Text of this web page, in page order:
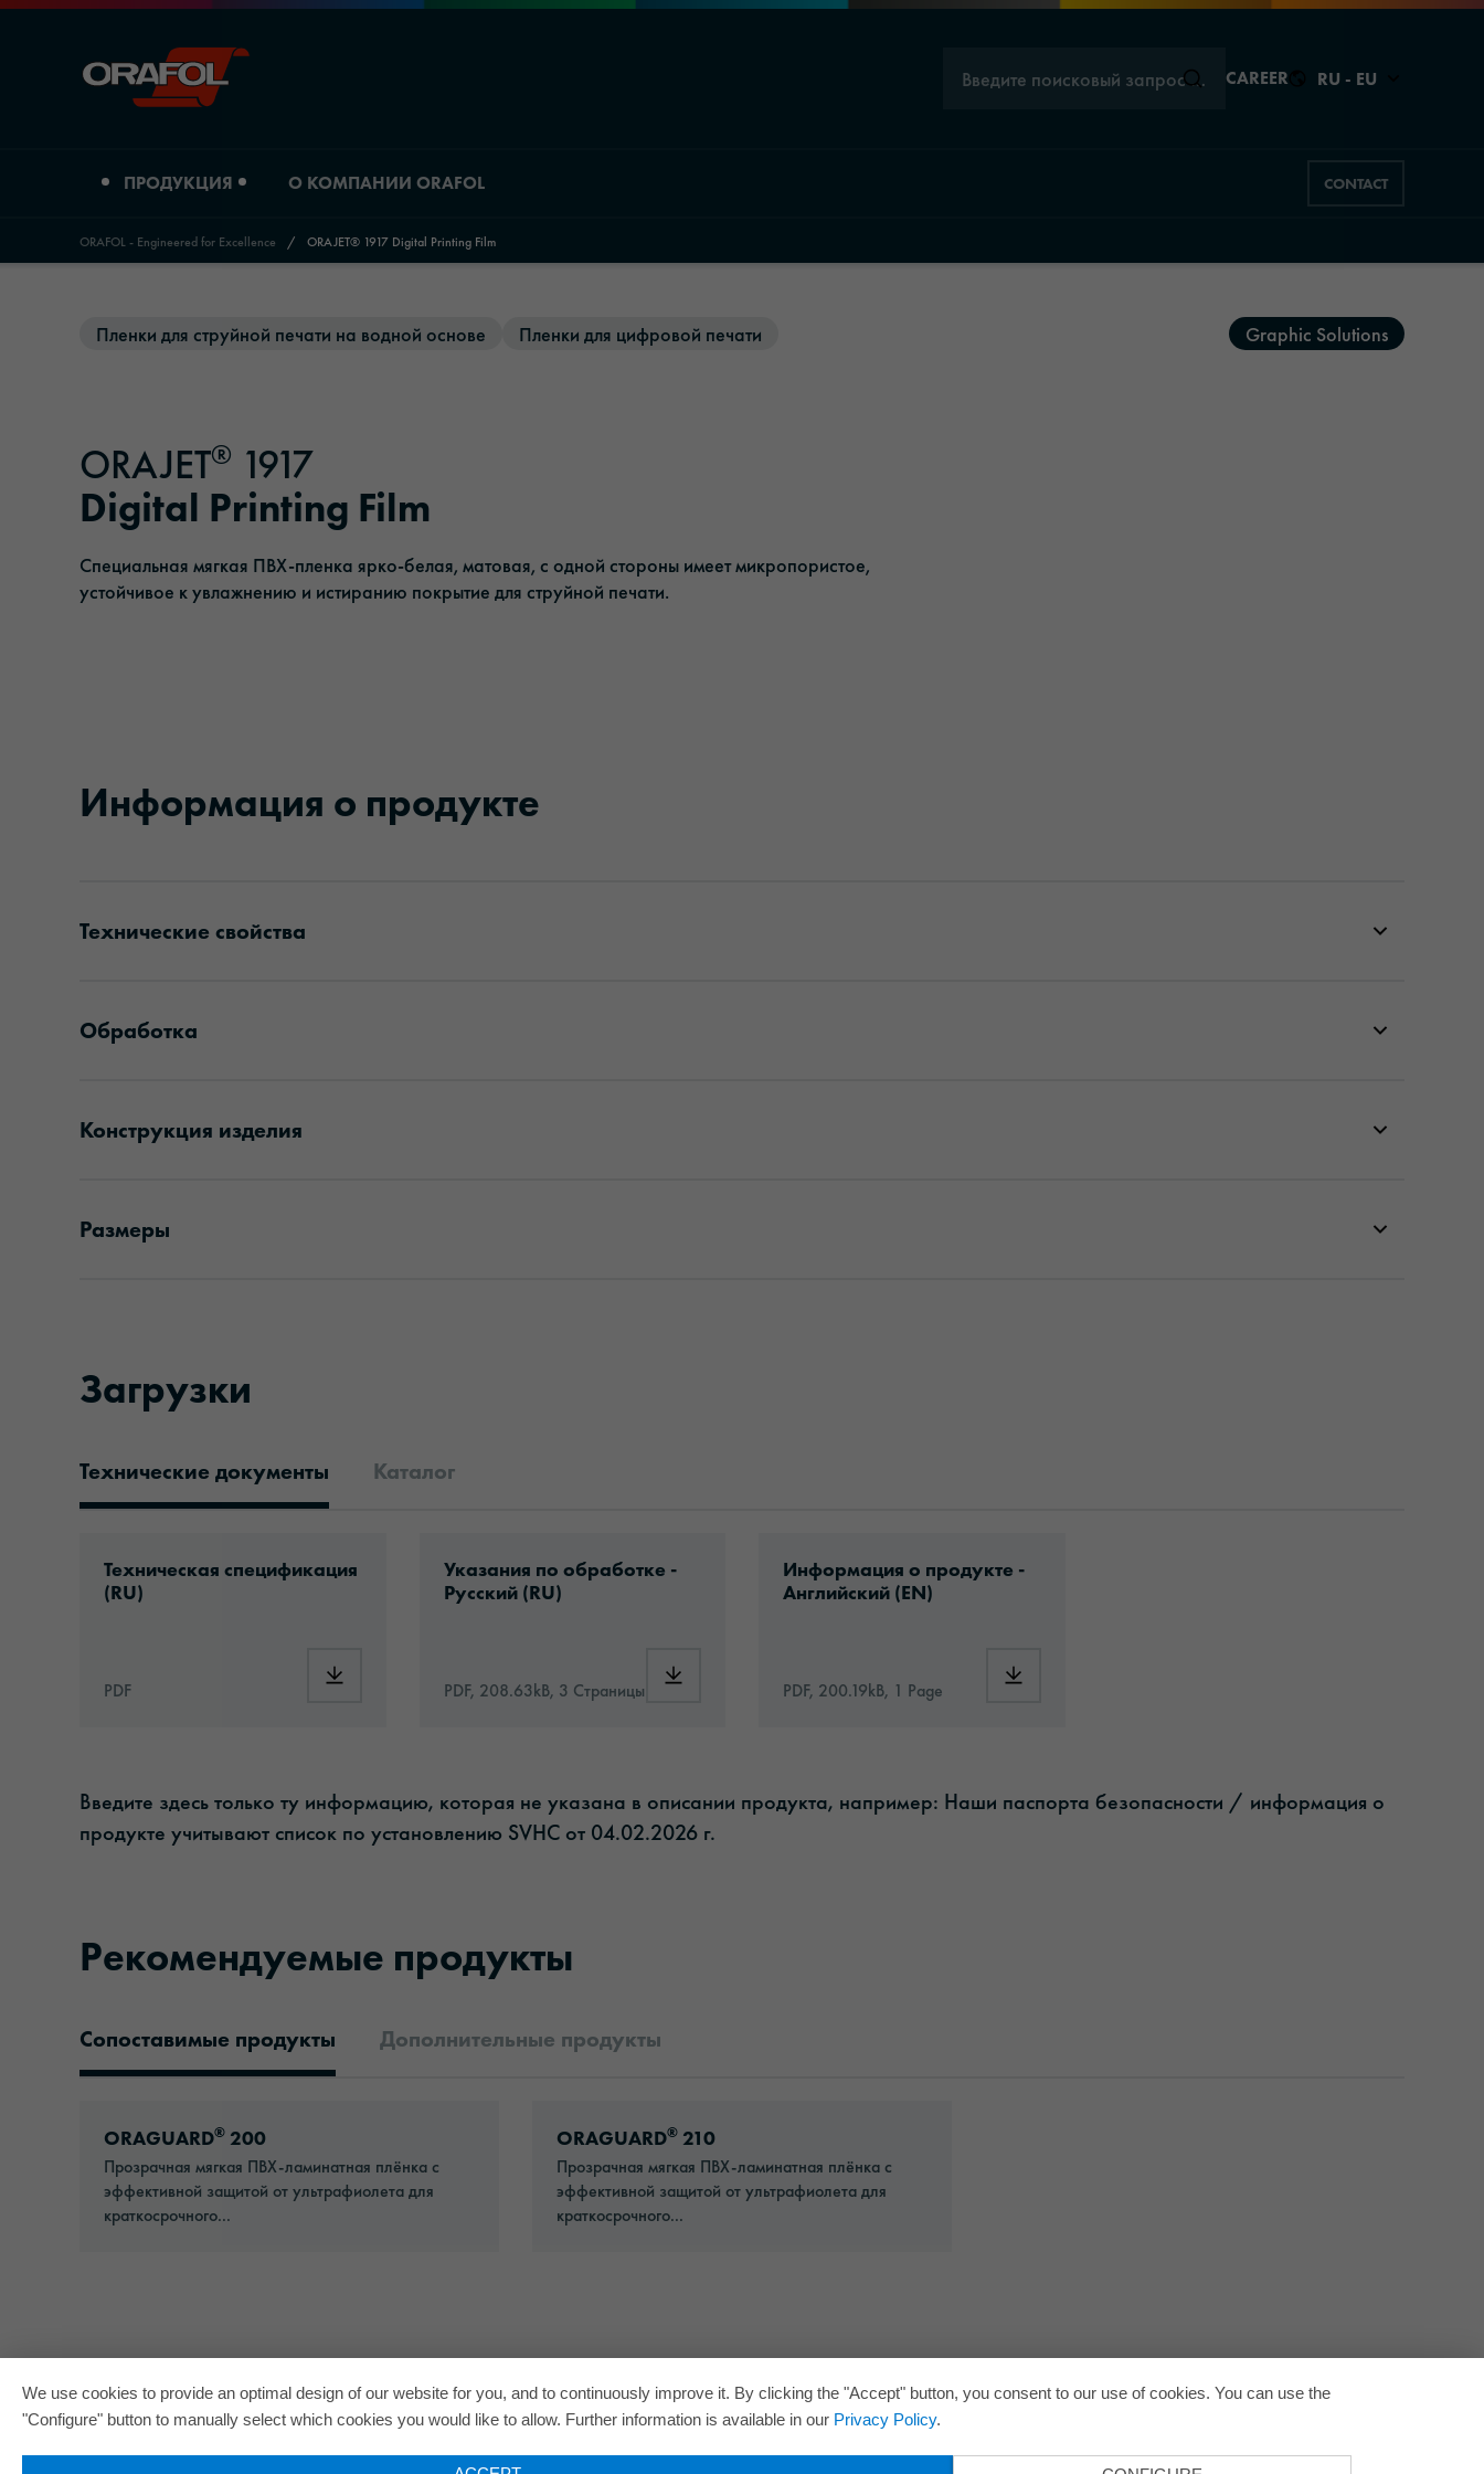
Введите поисковый запрос … CAREER RU - EU
ПРОДУКЦИЯ
Светоотражающие материалы
Клейкие ленты
Солнцезащитная пленка
О КОМПАНИИ ORAFOL
История
Управление
Ответственность
CONTACT
ORAFOL - Engineered for Excellence / ORAJET® 1917 Digital Printing Film
Пленки для струйной печати на водной основе Пленки для цифровой печати Graphic Solutions
ORAJET® 1917
Digital Printing Film
Специальная мягкая ПВХ-пленка ярко-белая, матовая, с одной стороны имеет микропористое,
устойчивое к увлажнению и истиранию покрытие для струйной печати.
Информация о продукте
Технические свойства
Обработка
Конструкция изделия
Размеры
Загрузки
Технические документы Каталог
Техническая спецификация
(RU)
PDF Download: ORAJET®_1917_ru.pdf
Указания по обработке -
Русский (RU)
PDF, 208.63kB, 3 Страницы Download: Information_DigitalPrintingMaterials.pdf
Информация о продукте -
Английский (EN)
PDF, 200.19kB, 1 Page
Введите здесь только ту информацию, которая не указана в описании продукта, например: Наши паспорта безопасности / информация о
продукте учитывают список по установлению SVHC от 04.02.2026 г.​
Рекомендуемые продукты
Сопоставимые продукты Дополнительные продукты
ORAGUARD® 200
Прозрачная мягкая ПВХ-ламинатная плёнка с
эффективной защитой от ультрафиолета для
краткосрочного...
ORAGUARD® 210
Прозрачная мягкая ПВХ-ламинатная плёнка с
эффективной защитой от ультрафиолета для
краткосрочного...
We use cookies to provide an optimal design of our website for you, and to continuously improve it. By clicking the "Accept" button, you consent to our use of cookies. You can use the
"Configure" button to manually select which cookies you would like to allow. Further information is available in our Privacy Policy.